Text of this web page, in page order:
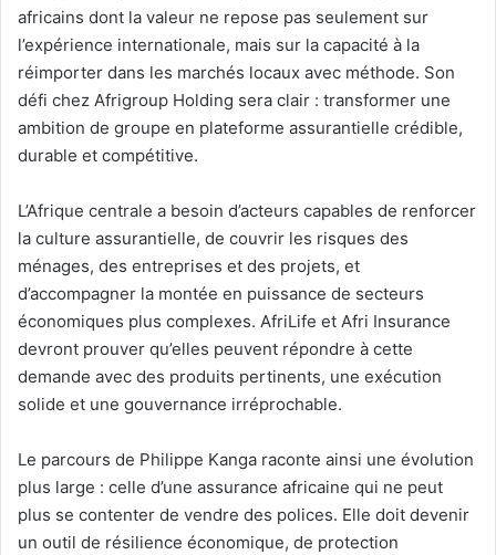
africains dont la valeur ne repose pas seulement sur
l’expérience internationale, mais sur la capacité à la
réimporter dans les marchés locaux avec méthode. Son
défi chez Afrigroup Holding sera clair : transformer une
ambition de groupe en plateforme assurantielle crédible,
durable et compétitive.
L’Afrique centrale a besoin d’acteurs capables de renforcer
la culture assurantielle, de couvrir les risques des
ménages, des entreprises et des projets, et
d’accompagner la montée en puissance de secteurs
économiques plus complexes. AfriLife et Afri Insurance
devront prouver qu’elles peuvent répondre à cette
demande avec des produits pertinents, une exécution
solide et une gouvernance irréprochable.
Le parcours de Philippe Kanga raconte ainsi une évolution
plus large : celle d’une assurance africaine qui ne peut
plus se contenter de vendre des polices. Elle doit devenir
un outil de résilience économique, de protection